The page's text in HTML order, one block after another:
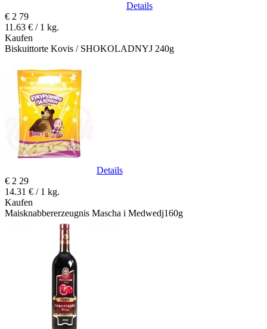
Details
€ 2 79
11.63 € / 1 kg.
Kaufen
Biskuittorte Kovis / SHOKOLADNYJ 240g
Details
€ 2 29
14.31 € / 1 kg.
Kaufen
Maisknabbererzeugnis Mascha i Medwedj160g